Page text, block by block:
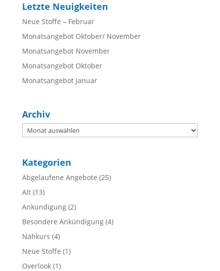
Letzte Neuigkeiten
Neue Stoffe – Februar
Monatsangebot Oktober/ November
Monatsangebot November
Monatsangebot Oktober
Monatsangebot Januar
Archiv
Archiv
Kategorien
Abgelaufene Angebote (25)
Alt(13)
Ankündigung(2)
Besondere Ankündigung(4)
Nähkurs (4)
Neue Stoffe (1)
Overlook(1)